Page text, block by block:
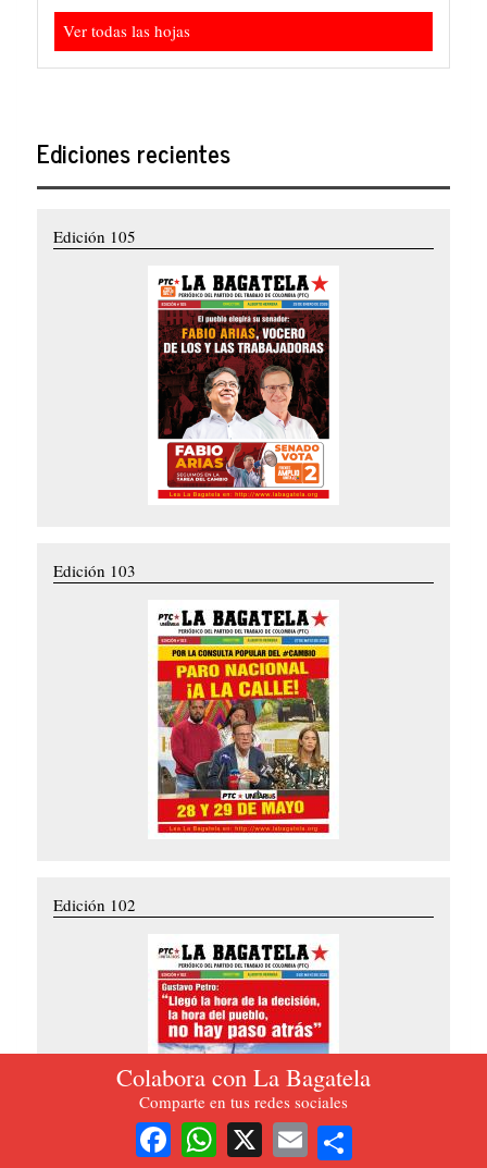
Colabora con La Bagatela
Comparte en tus redes sociales
FacebookWhatsApp
X Email
Ver todas las hojas
Ediciones recientes
Edición 105
Edición 103
Edición 102